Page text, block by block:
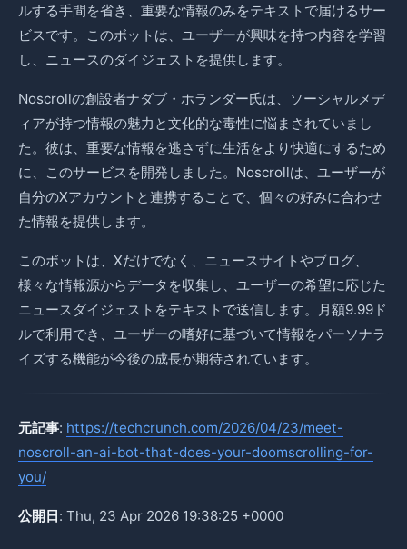
ルする手間を省き、重要な情報のみをテキストで届けるサー
ビスです。このボットは、ユーザーが興味を持つ内容を学習
し、ニュースのダイジェストを提供します。
Noscrollの創設者ナダブ・ホランダー氏は、ソーシャルメデ
ィアが持つ情報の魅力と文化的な毒性に悩まされていまし
た。彼は、重要な情報を逃さずに生活をより快適にするため
に、このサービスを開発しました。Noscrollは、ユーザーが
自分のXアカウントと連携することで、個々の好みに合わせ
た情報を提供します。
このボットは、Xだけでなく、ニュースサイトやブログ、
様々な情報源からデータを収集し、ユーザーの希望に応じた
ニュースダイジェストをテキストで送信します。月額9.99ド
ルで利用でき、ユーザーの嗜好に基づいて情報をパーソナラ
イズする機能が今後の成長が期待されています。
元記事: https://techcrunch.com/2026/04/23/meet-
noscroll-an-ai-bot-that-does-your-doomscrolling-for-
you/
公開日: Thu, 23 Apr 2026 19:38:25 +0000